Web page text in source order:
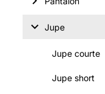
Jupe
Jupe courte
Jupe short